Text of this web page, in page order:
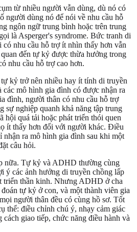
từ nhiều người vẫn dùng, dù nó có
người dùng nó để nói về nhu cầu hỗ
ngôn ngữ trung bình hoặc trên trung
là Asperger's syndrome. Bức tranh di
nhu cầu hỗ trợ ít nhìn thấy hơn vẫn
đến tự kỷ được thừa hưởng trong
nhu cầu hỗ trợ cao hơn.
kỷ trở nên nhiều hay ít tính di truyền
mô hình gia đình có được nhận ra
đình, người thân có nhu cầu hỗ trợ
sự nghiệp quanh khả năng tập trung
hội quá tải hoặc phát triển thói quen
ít thấy hơn đối với người khác. Điều
nhận ra mô hình gia đình sau khi một
câu hỏi.
nữa. Tự kỷ và ADHD thường cùng
ý các ảnh hưởng di truyền chồng lấp
triển thần kinh. Nhưng ADHD ở cha
tự kỷ ở con, và một thành viên gia
người thân đều có cùng hồ sơ. Tốt
thể: điều chỉnh chú ý, nhạy cảm giác
giao tiếp, chức năng điều hành và